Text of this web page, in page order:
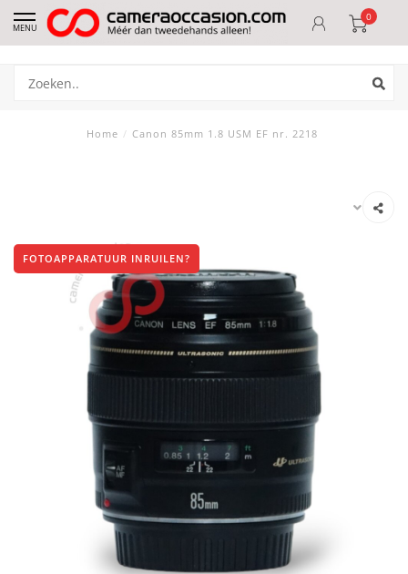
MENU
0
Home / Canon 85mm 1.8 USM EF nr. 2218
FOTOAPPARATUUR INRUILEN?